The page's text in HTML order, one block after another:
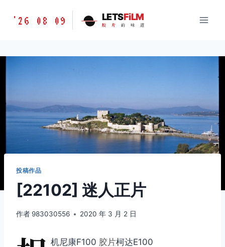
胶
味
'26 08 09 LETSFiLM
胶 片 的 味 道
投稿作品
[22102] 迷人正片
作者 983030556 2020 年 3 月 2 日
机尼康F100 胶片柯达E100